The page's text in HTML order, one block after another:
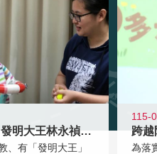
教育家人物典範 發明大王林永禎教授
、有「發明大王」
115-
為落